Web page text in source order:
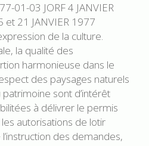
01-03 JORF 4 JANVIER
et 21 JANVIER 1977
de la culture.
la qualité des
harmonieuse dans le
des paysages naturels
sont d’intérêt
à délivrer le permis
autorisations de lotir
des demandes,